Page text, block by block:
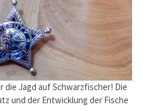
Jagd auf Schwarzfischer! Die
und der Entwicklung der Fische